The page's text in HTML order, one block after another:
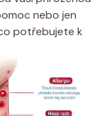
nebo jen
potřebujete k